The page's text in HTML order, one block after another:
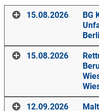
BG Klinikum
Blumberger Damm 2K
Kurstage
Freitag,14.08.2026,
Der Preis für diesen
Für aktive Mitglieder
15.08.2026
BG
BG Klinikum
Blumberger Damm 2K
12683 Berlin
15.08.2026
12.09.2026